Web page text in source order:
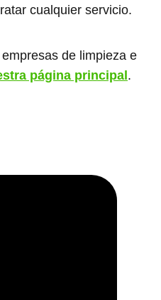
cualquier servicio.
de limpieza e
página principal .